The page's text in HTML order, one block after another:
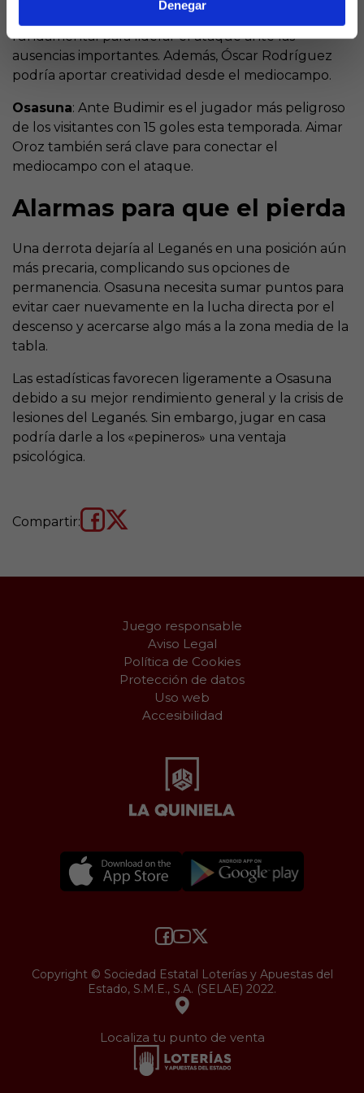
Denegar
: Dani Raba (5 goles y 4 asistencias) será
fundamental para liderar el ataque ante las
ausencias importantes. Además, Óscar Rodríguez
podría aportar creatividad desde el mediocampo.
Osasuna: Ante Budimir es el jugador más peligroso
de los visitantes con 15 goles esta temporada. Aimar
Oroz también será clave para conectar el
mediocampo con el ataque.
Alarmas para que el pierda
Una derrota dejaría al Leganés en una posición aún
más precaria, complicando sus opciones de
permanencia. Osasuna necesita sumar puntos para
evitar caer nuevamente en la lucha directa por el
descenso y acercarse algo más a la zona media de la
tabla.
Las estadísticas favorecen ligeramente a Osasuna
debido a su mejor rendimiento general y la crisis de
lesiones del Leganés. Sin embargo, jugar en casa
podría darle a los «pepineros» una ventaja
psicológica.
Compartir:
Juego responsable
Aviso Legal
Política de Cookies
Protección de datos
Uso web
Accesibilidad
Copyright © Sociedad Estatal Loterías y Apuestas del
Estado, S.M.E., S.A. (SELAE) 2022.
Localiza tu punto de venta